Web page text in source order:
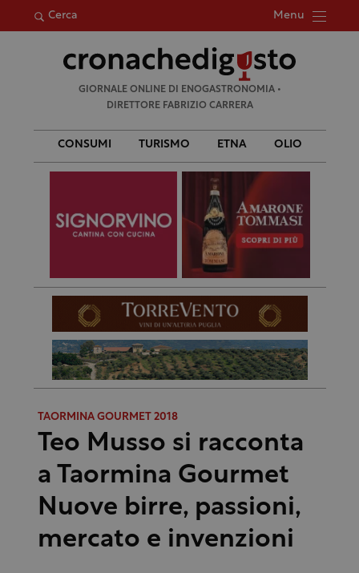
Cerca Menu
per:
GIORNALE ONLINE DI ENOGASTRONOMIA •
DIRETTORE FABRIZIO CARRERA
CONSUMI TURISMO ETNA OLIO
TAORMINA GOURMET 2018
Teo Musso si racconta
a Taormina Gourmet
Nuove birre, passioni,
mercato e invenzioni